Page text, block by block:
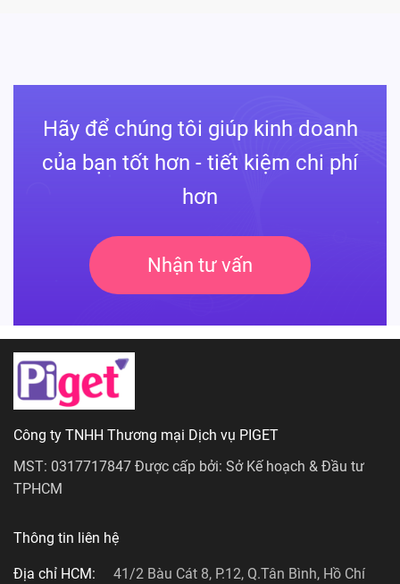
Hãy để chúng tôi giúp kinh doanh
của bạn tốt hơn - tiết kiệm chi phí
hơn
Nhận tư vấn
Công ty TNHH Thương mại Dịch vụ PIGET
MST: 0317717847 Được cấp bởi: Sở Kế hoạch & Đầu tư
TPHCM
Thông tin liên hệ
Địa chỉ HCM:
41/2 Bàu Cát 8, P.12, Q.Tân Bình, Hồ Chí